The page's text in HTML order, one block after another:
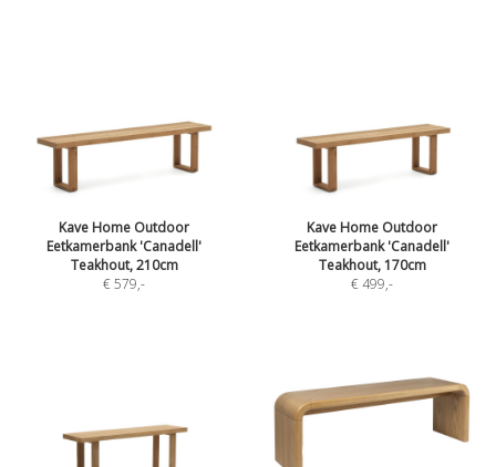
Kave Home Outdoor
Eetkamerbank 'Canadell'
Teakhout, 210cm
€ 579,-
Kave Home Outdoor
Eetkamerbank 'Canadell'
Teakhout, 170cm
€ 499,-